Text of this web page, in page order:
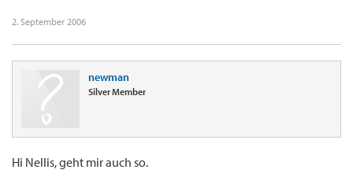
2. September 2006
newman
Silver Member
Hi Nellis, geht mir auch so.